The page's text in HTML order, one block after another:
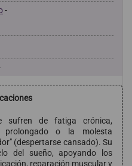
-
sufren de fatiga crónica,
prolongado o la molesta
(despertarse cansado). Su
del sueño, apoyando los
reparación muscular y